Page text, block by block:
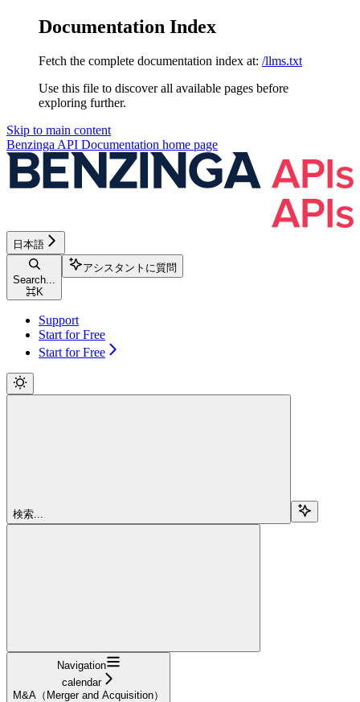
Documentation Index
Fetch the complete documentation index at: /llms.txt
Use this file to discover all available pages before
exploring further.
Skip to main content
Benzinga API Documentation home page
日本語
Search...
⌘K
アシスタントに質問
Support
Start for Free
Start for Free
検索...
Navigation
calendar
M&A（Merger and Acquisition）